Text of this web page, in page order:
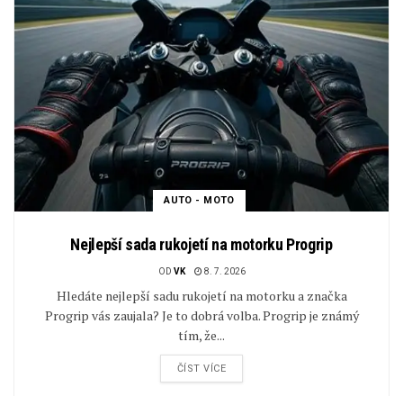
AUTO - MOTO
Nejlepší sada rukojetí na motorku Progrip
OD VK 8. 7. 2026
Hledáte nejlepší sadu rukojetí na motorku a značka
Progrip vás zaujala? Je to dobrá volba. Progrip je známý
tím, že...
ČÍST VÍCE